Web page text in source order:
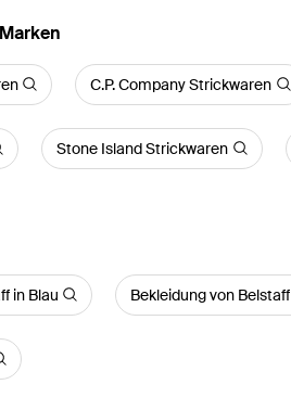
C.P. Company Strickwaren
Stone Island Strickwaren
in Blau Bekleidung von